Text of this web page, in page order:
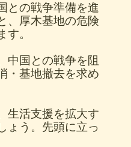
との戦争準備を進
、厚木基地の危険
す。
中国との戦争を阻
・基地撤去を求め
生活支援を拡大す
ょう。先頭に立っ